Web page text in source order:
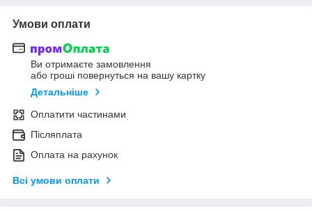
Умови оплати
Ви отримаєте замовлення
або гроші повернуться на вашу картку
Детальніше
Оплатити частинами
Післяплата
Оплата на рахунок
Всі умови оплати